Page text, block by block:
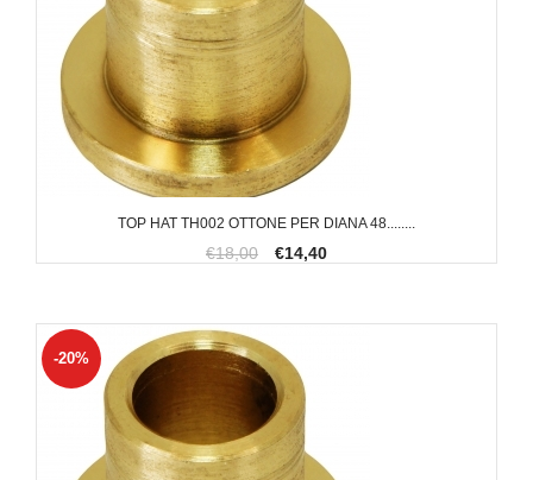
TOP HAT TH002 OTTONE PER DIANA 48........
€18,00 €14,40
-20%